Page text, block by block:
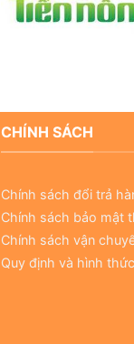
CHÍNH SÁCH
Chính sách đổi trả
Chính sách bảo mật
Chính sách vận
Quy định và hình